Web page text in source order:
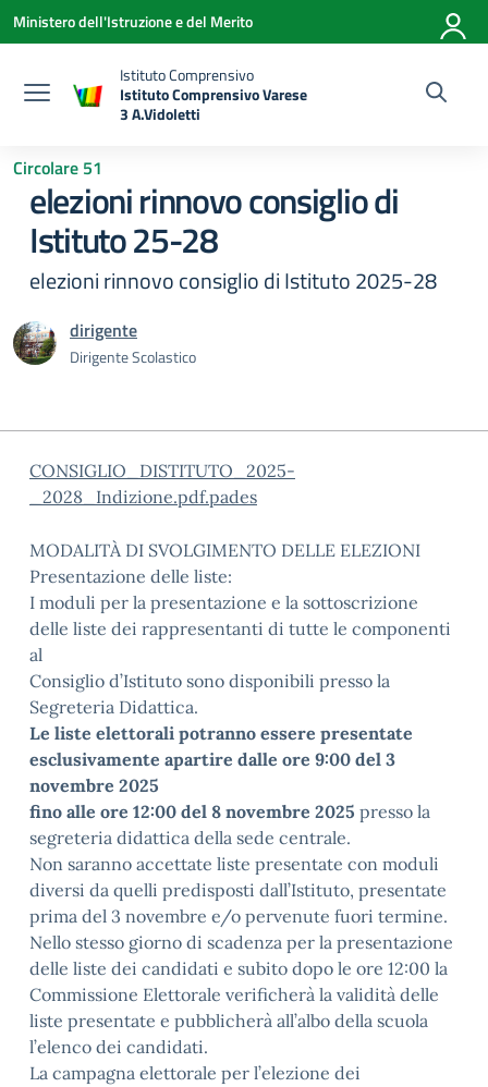
Vai ai contenuti
Vai al menu di navigazione
Vai al footer
Ministero dell'Istruzione e del Merito
Istituto Comprensivo
Istituto Comprensivo Varese
3 A.Vidoletti
Circolare 51
elezioni rinnovo consiglio di
Istituto 25-28
elezioni rinnovo consiglio di Istituto 2025-28
dirigente
Dirigente Scolastico
CONSIGLIO_DISTITUTO_2025-
_2028_Indizione.pdf.pades
MODALITÀ DI SVOLGIMENTO DELLE ELEZIONI
Presentazione delle liste:
I moduli per la presentazione e la sottoscrizione
delle liste dei rappresentanti di tutte le componenti
al
Consiglio d’Istituto sono disponibili presso la
Segreteria Didattica.
Le liste elettorali potranno essere presentate
esclusivamente apartire dalle ore 9:00 del 3
novembre 2025
fino alle ore 12:00 del 8 novembre 2025 presso la
segreteria didattica della sede centrale.
Non saranno accettate liste presentate con moduli
diversi da quelli predisposti dall’Istituto, presentate
prima del 3 novembre e/o pervenute fuori termine.
Nello stesso giorno di scadenza per la presentazione
delle liste dei candidati e subito dopo le ore 12:00 la
Commissione Elettorale verificherà la validità delle
liste presentate e pubblicherà all’albo della scuola
l’elenco dei candidati.
La campagna elettorale per l’elezione dei